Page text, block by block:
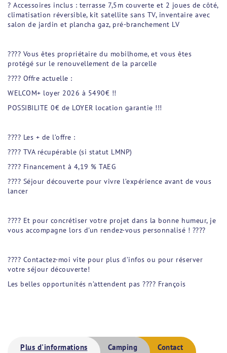
? Accessoires inclus : terrasse 7,5m couverte et 2 joues de côté,
climatisation réversible, kit satellite sans TV, inventaire avec
salon de jardin et plancha gaz, pré-branchement LV
???? Vous êtes propriétaire du mobilhome, et vous êtes
protégé sur le renouvellement de la parcelle
???? Offre actuelle :
WELCOM+ loyer 2026 à 5490€ !!
POSSIBILITE 0€ de LOYER location garantie !!!
???? Les + de l’offre :
???? TVA récupérable (si statut LMNP)
???? Financement à 4,19 % TAEG
???? Séjour découverte pour vivre l’expérience avant de vous
lancer
???? Et pour concrétiser votre projet dans la bonne humeur, je
vous accompagne lors d'un rendez-vous personnalisé ! ????
???? Contactez-moi vite pour plus d’infos ou pour réserver
votre séjour découverte!
Les belles opportunités n’attendent pas ???? François
Plus d'informations Camping Contact